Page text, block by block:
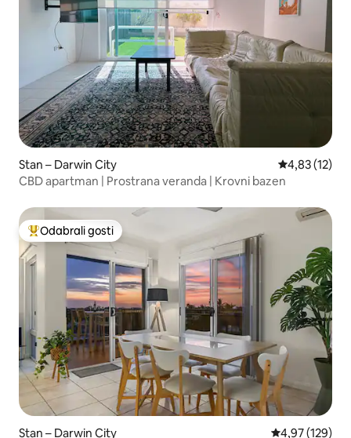
Stan – Darwin City Prosječna
4,83 (12)
CBD apartman | Prostrana veranda | Krovni bazen
Među najviše rangiranima s oznakom „Odabrali gosti”
Odabrali gosti
Stan – Darwin City Prosječna
4,97 (129)